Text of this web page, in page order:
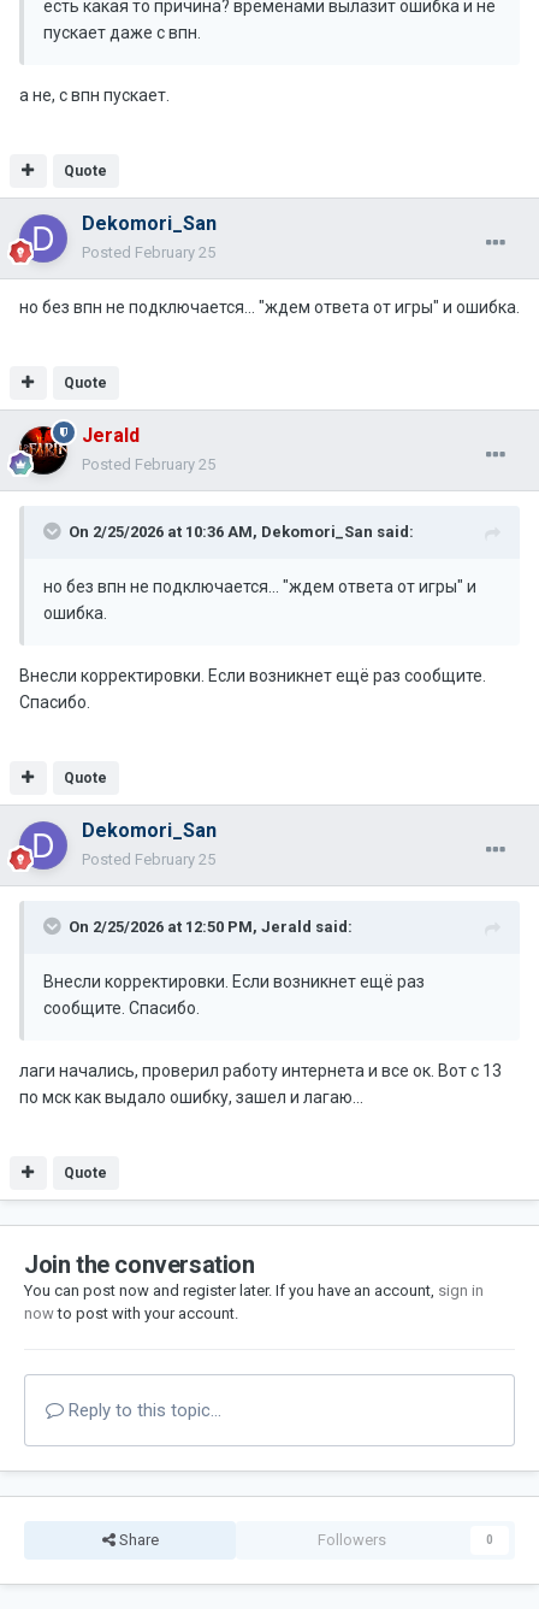
есть какая то причина? временами вылазит ошибка и не
пускает даже с впн.
а не, с впн пускает.
Quote
Dekomori_San
Posted February 25
но без впн не подключается... "ждем ответа от игры" и ошибка.
Quote
Jerald
Posted February 25
On 2/25/2026 at 10:36 AM, Dekomori_San said:
но без впн не подключается... "ждем ответа от игры" и
ошибка.
Внесли корректировки. Если возникнет ещё раз сообщите.
Спасибо.
Quote
Dekomori_San
Posted February 25
On 2/25/2026 at 12:50 PM, Jerald said:
Внесли корректировки. Если возникнет ещё раз
сообщите. Спасибо.
лаги начались, проверил работу интернета и все ок. Вот с 13
по мск как выдало ошибку, зашел и лагаю...
Quote
Join the conversation
You can post now and register later. If you have an account, sign in
nowto post with your account.
Reply to this topic...
Share Followers 0